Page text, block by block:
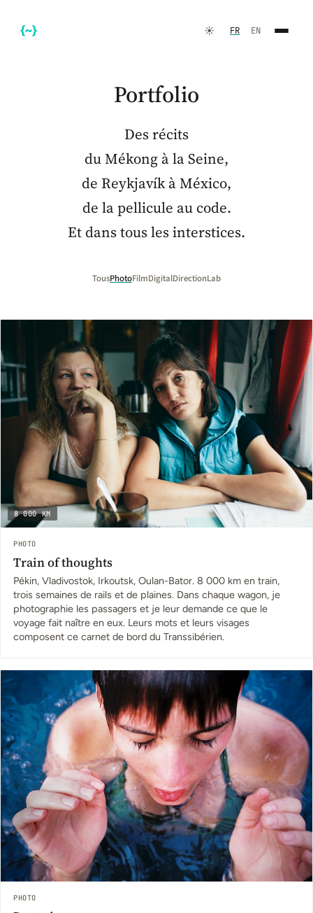
☀️ FR EN
Portfolio
Des récits
du Mékong à la Seine,
de Reykjavík à México,
de la pellicule au code.
Et dans tous les interstices.
TousPhotoFilmDigitalDirectionLab
8 000 KM
PHOTO
Train of thoughts
Pékin, Vladivostok, Irkoutsk, Oulan-Bator. 8 000 km en train,
trois semaines de rails et de plaines. Dans chaque wagon, je
photographie les passagers et je leur demande ce que le
voyage fait naître en eux. Leurs mots et leurs visages
composent ce carnet de bord du Transsibérien.
PHOTO